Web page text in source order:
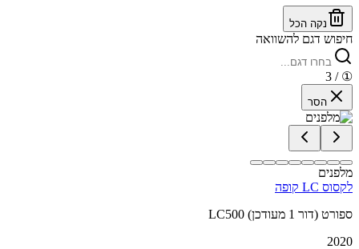
נקה הכל
חיפוש דגם להשוואה
①
/ 3
הסר
מלפנים
לקסוס LC קופה
LC500 ספורט (דור 1 מעודכן)
2020